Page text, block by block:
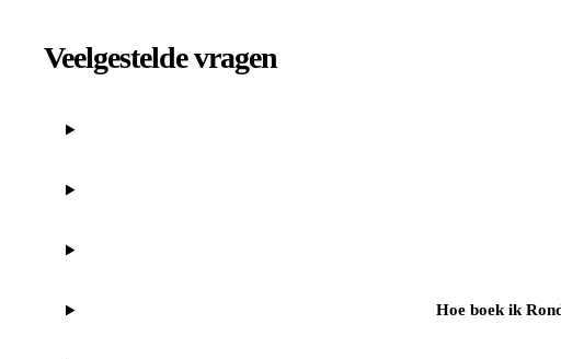
Veelgestelde vragen
Hoe boek ik